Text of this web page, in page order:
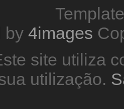
by 4images
site utiliza
utilização.